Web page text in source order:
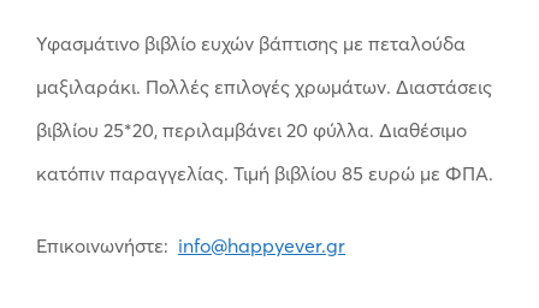
Υφασμάτινο βιβλίο ευχών βάπτισης με πεταλούδα
μαξιλαράκι. Πολλές επιλογές χρωμάτων. Διαστάσεις
βιβλίου 25*20, περιλαμβάνει 20 φύλλα. Διαθέσιμο
κατόπιν παραγγελίας. Τιμή βιβλίου 85 ευρώ με ΦΠΑ.
Επικοινωνήστε: info@happyever.gr